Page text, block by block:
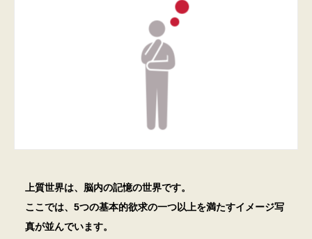
上質世界は、脳内の記憶の世界です。
ここでは、5つの基本的欲求の一つ以上を満たすイメージ写
真が並んでいます。